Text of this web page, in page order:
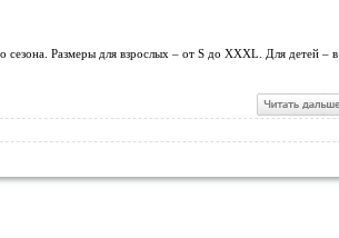
сезона. Размеры для взрослых – от S до XXXL. Для детей – в